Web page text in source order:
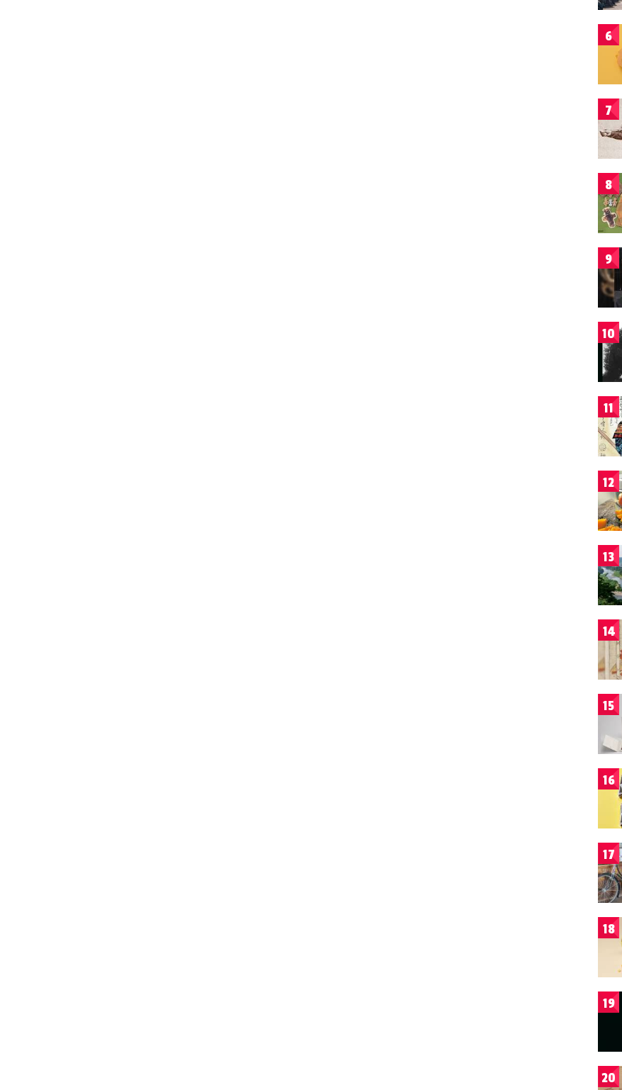
6
7
8
9
10
11
12
13
14
15
16
17
18
19
20